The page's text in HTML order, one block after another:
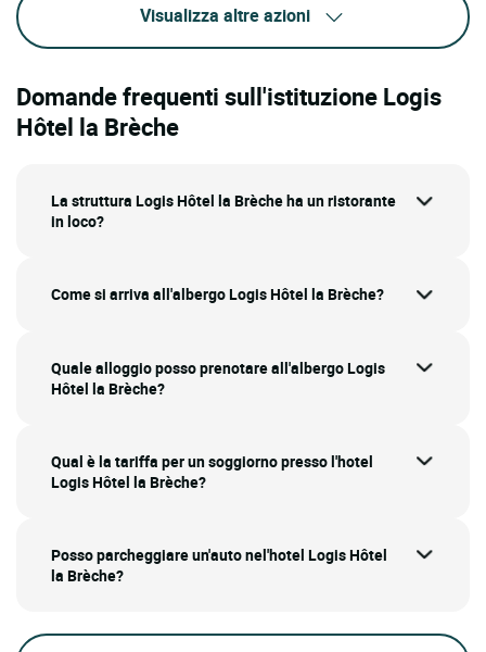
Visualizza altre azioni
Domande frequenti sull'istituzione Logis
Hôtel la Brèche
La struttura Logis Hôtel la Brèche ha un ristorante
in loco?
Come si arriva all'albergo Logis Hôtel la Brèche?
Quale alloggio posso prenotare all'albergo Logis
Hôtel la Brèche?
Qual è la tariffa per un soggiorno presso l'hotel
Logis Hôtel la Brèche?
Posso parcheggiare un'auto nel'hotel Logis Hôtel
la Brèche?